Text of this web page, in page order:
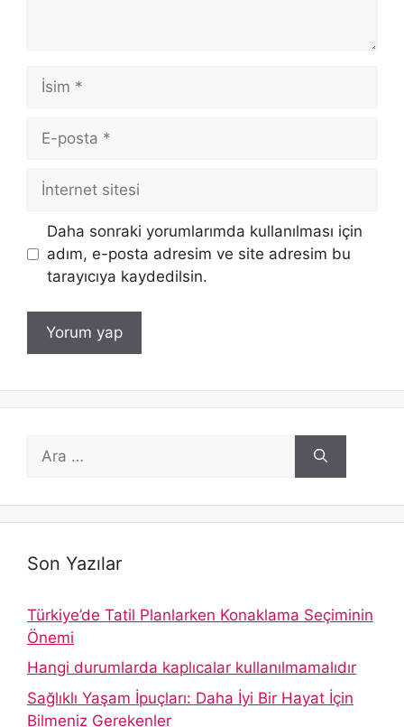
İsim
posta
İnternet
Daha sonraki yorumlarımda kullanılması için
adım, e-posta adresim ve site adresim bu
tarayıcıya kaydedilsin.
ara
Son Yazılar
Türkiye’de Tatil Planlarken Konaklama Seçiminin
Önemi
Hangi durumlarda kaplıcalar kullanılmamalıdır
Sağlıklı Yaşam İpuçları: Daha İyi Bir Hayat İçin
Bilmeniz Gerekenler